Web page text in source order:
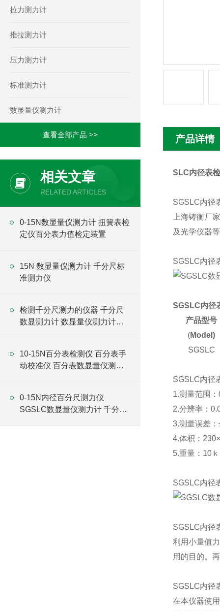
拉力测力计
推拉测力计
压力测力计
标准测力计
数显量仪测力计
查看全部产品 >>
相关文章
RELATED ARTICLES
0-15N数显量仪测力计 扭簧表检
定仪百分表力值检定装置
15N 数显量仪测力计 千分尺标
准测力仪
检测千分尺测力的仪器 千分尺
数显测力计 数显量仪测力计厂
10-15N百分表检测仪 百分表手
动校准仪 百分表数显量仪测力
0-15N内径百分尺测力仪
SGSLC数显量仪测力计 千分表
产品详情
SLC内径表
SGSLC内径
上海铸衡厂
及光学仪器等
SGSLC内径
SGSLC内径
产品型号
(Model)
SGSLC
SGSLC内径
1.测量范围
2.分辨率：
3.测量误差
4.体积：
5.重量：10
SGSLC内径
SGSLC内径
利用小量值
用的目的。
SGSLC内径
在本仪器使